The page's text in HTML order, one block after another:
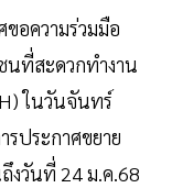
อความร่วมมือ
นที่สะดวกทำงาน
ในวันจันทร์
ประกาศขยาย
งวันที่ 24 ม.ค.68